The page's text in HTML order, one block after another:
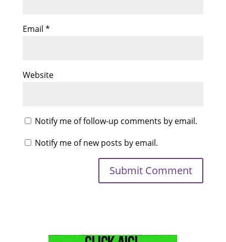
Email *
Website
Notify me of follow-up comments by email.
Notify me of new posts by email.